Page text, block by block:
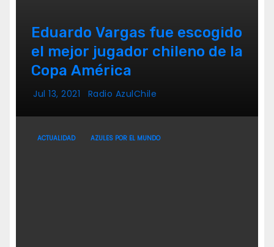
Eduardo Vargas fue escogido
el mejor jugador chileno de la
Copa América
Jul 13, 2021 Radio AzulChile
ACTUALIDAD AZULES POR EL MUNDO